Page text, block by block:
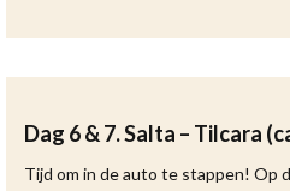
Dag 6 & 7. Salta – Tilcara
Tijd om in de auto te stappen! Op